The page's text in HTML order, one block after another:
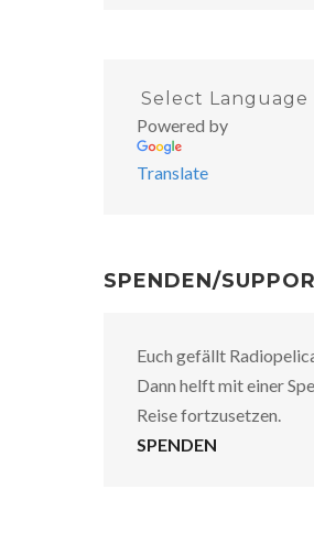
Powered by
Translate
SPENDEN/
Euch gefällt
Dann helft mit einer
Reise fortzusetzen.
SPENDEN